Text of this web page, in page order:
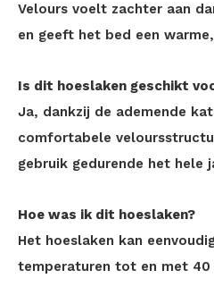
Velours voelt zachter aan
en geeft het bed een
Is dit hoeslaken geschikt
Ja, dankzij de ademende
comfortabele
gebruik gedurende het hele
Hoe was ik dit hoeslaken?
Het hoeslaken kan
temperaturen tot en met 40